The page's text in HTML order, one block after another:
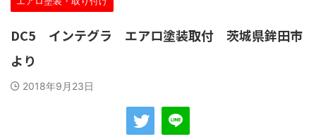
DC5 インテグラ エアロ塗装取付 茨城県鉾田市
より
2018年9月23日